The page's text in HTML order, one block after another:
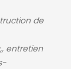
de
entretien